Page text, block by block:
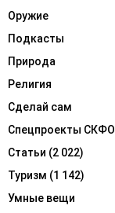
Оружие
Подкасты
Природа
Религия
Сделай сам
Спецпроекты СКФО
Статьи (2 022)
Туризм (1 142)
Умные вещи